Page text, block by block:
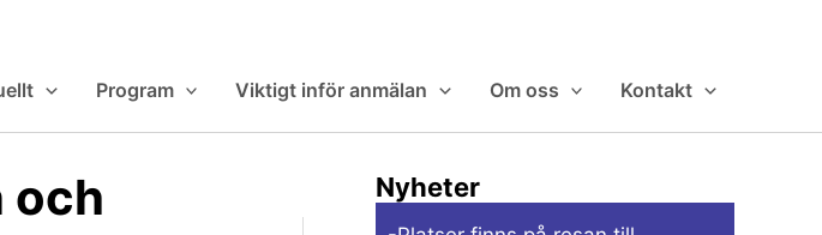
Program Viktigt inför anmälan Om oss Kontakt
och
Nyheter